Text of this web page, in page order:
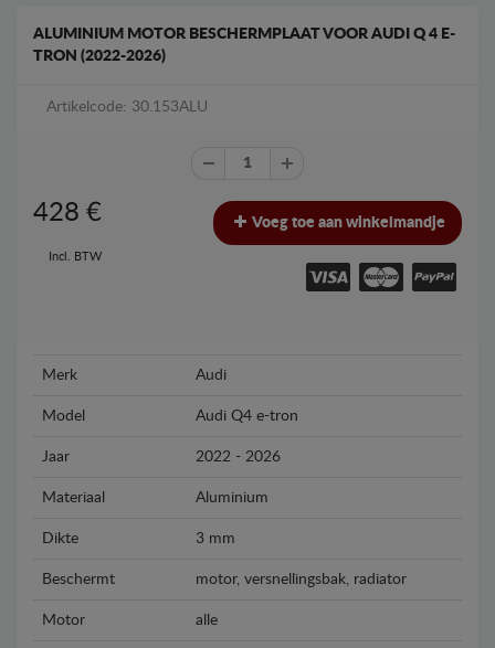
ALUMINIUM MOTOR BESCHERMPLAAT VOOR AUDI Q 4 E-
TRON (2022-2026)
Artikelcode: 30.153ALU
428 €
Incl. BTW
Voeg toe aan winkelmandje
Merk Audi
Model Audi Q4 e-tron
Jaar 2022 - 2026
Materiaal Aluminium
Dikte 3 mm
Beschermt motor, versnellingsbak, radiator
Motor alle